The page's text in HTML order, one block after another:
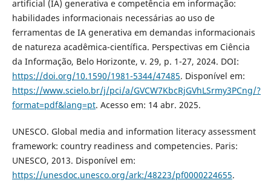
artificial (IA) generativa e competência em informação:
habilidades informacionais necessárias ao uso de
ferramentas de IA generativa em demandas informacionais
de natureza acadêmica-científica. Perspectivas em Ciência
da Informação, Belo Horizonte, v. 29, p. 1-27, 2024. DOI:
https://doi.org/10.1590/1981-5344/47485. Disponível em:
https://www.scielo.br/j/pci/a/GVCW7KbcRjGVhLSrmy3PCng/?
format=pdf&lang=pt. Acesso em: 14 abr. 2025.
UNESCO. Global media and information literacy assessment
framework: country readiness and competencies. Paris:
UNESCO, 2013. Disponível em:
https://unesdoc.unesco.org/ark:/48223/pf0000224655.